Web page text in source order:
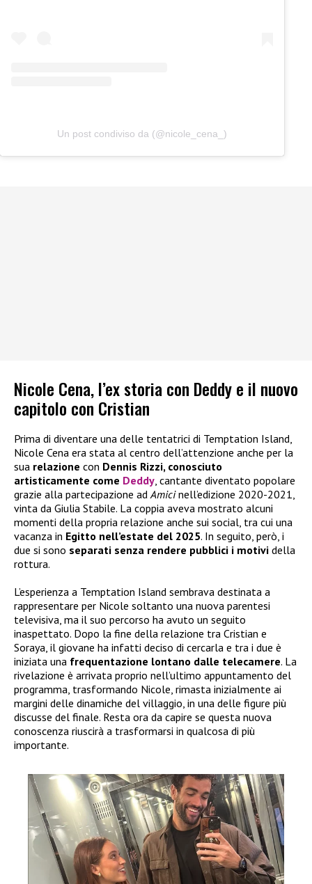
Un post condiviso da (@nicole_cena_)
Nicole Cena, l’ex storia con Deddy e il nuovo
capitolo con Cristian
Prima di diventare una delle tentatrici di Temptation Island,
Nicole Cena era stata al centro dell’attenzione anche per la
sua relazione con Dennis Rizzi, conosciuto
artisticamente come Deddy, cantante diventato popolare
grazie alla partecipazione adAmicinell’edizione 2020-2021,
vinta da Giulia Stabile. La coppia aveva mostrato alcuni
momenti della propria relazione anche sui social, tra cui una
vacanza in Egitto nell’estate del 2025. In seguito, però, i
due si sono separati senza rendere pubblici i motivi della
rottura.
L’esperienza a Temptation Island sembrava destinata a
rappresentare per Nicole soltanto una nuova parentesi
televisiva, ma il suo percorso ha avuto un seguito
inaspettato. Dopo la fine della relazione tra Cristian e
Soraya, il giovane ha infatti deciso di cercarla e tra i due è
iniziata una frequentazione lontano dalle telecamere. La
rivelazione è arrivata proprio nell’ultimo appuntamento del
programma, trasformando Nicole, rimasta inizialmente ai
margini delle dinamiche del villaggio, in una delle figure più
discusse del finale. Resta ora da capire se questa nuova
conoscenza riuscirà a trasformarsi in qualcosa di più
importante.